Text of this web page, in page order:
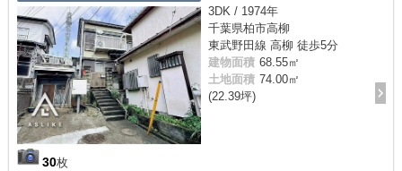
30枚
3DK / 1974年
千葉県柏市高柳
東武野田線 高柳 徒歩5分
建物面積 68.55㎡
土地面積 74.00㎡
(22.39坪)